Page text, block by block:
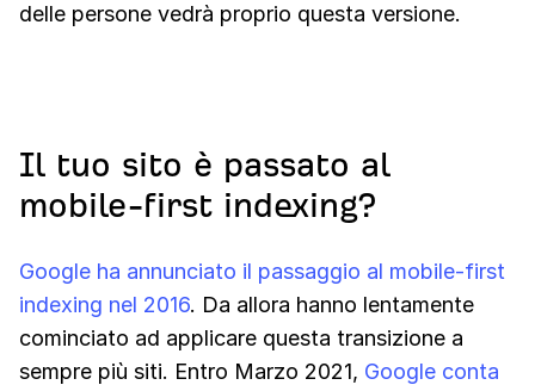
delle persone vedrà proprio questa versione.
Il tuo sito è passato al
mobile-first indexing?
Google ha annunciato il passaggio al mobile-first
indexing nel 2016. Da allora hanno lentamente
cominciato ad applicare questa transizione a
sempre più siti. Entro Marzo 2021, Google conta